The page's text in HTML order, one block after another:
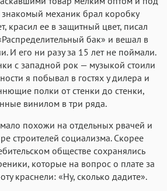
механик брал коробку
красил ее в защитный цвет, писал
бак» и вешал в
И его ни разу за 15 лет не поймали.
с западной рок — музыкой стоили
я побывал в гостях у дилера и
полки от стенки до стенки,
винилом в три ряда.
похожи на отдельных рвачей и
строителей социализма. Скорее
обществе сохранялись
которые на вопрос о плате за
краснели: «Ну, сколько дадите».